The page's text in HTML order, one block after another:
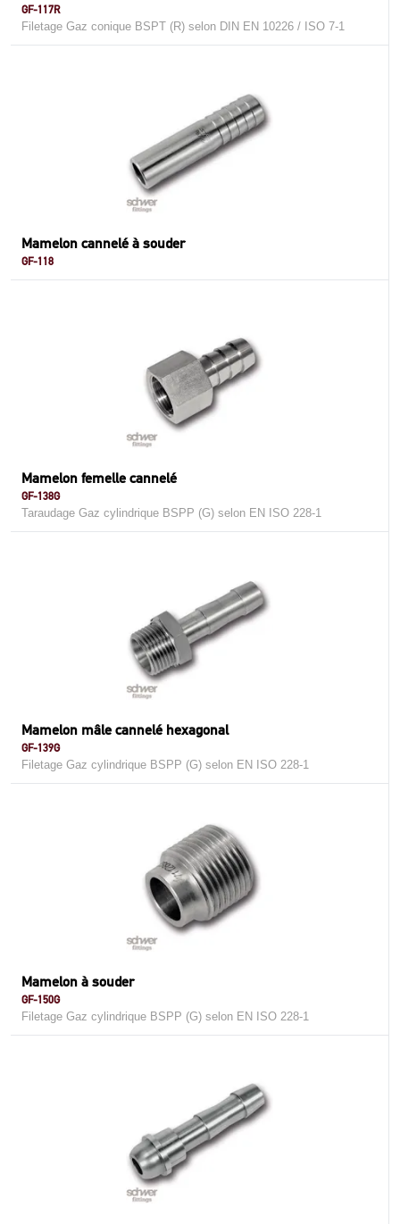
GF-117R
Filetage Gaz conique BSPT (R) selon DIN EN 10226 / ISO 7-1
Mamelon cannelé à souder
GF-118
Mamelon femelle cannelé
GF-138G
Taraudage Gaz cylindrique BSPP (G) selon EN ISO 228-1
Mamelon mâle cannelé hexagonal
GF-139G
Filetage Gaz cylindrique BSPP (G) selon EN ISO 228-1
Mamelon à souder
GF-150G
Filetage Gaz cylindrique BSPP (G) selon EN ISO 228-1